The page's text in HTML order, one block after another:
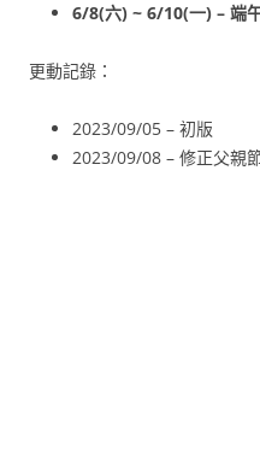
6/8(六) ~ 6/10(一) – 端
更動記錄：
2023/09/05 – 初版
2023/09/08 – 修正父親